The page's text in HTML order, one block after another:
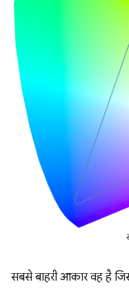
सबसे बाहरी आकार वह है